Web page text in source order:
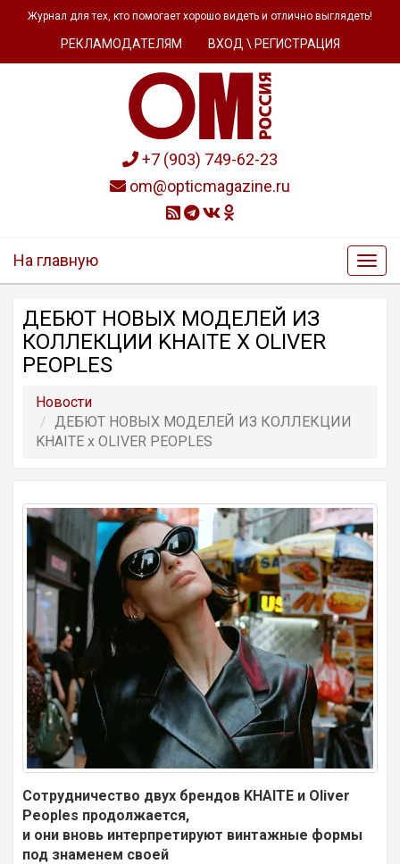
Журнал для тех, кто помогает хорошо видеть и отлично выглядеть!
РЕКЛАМОДАТЕЛЯМ ВХОД \ РЕГИСТРАЦИЯ
+7 (903) 749-62-23
om@opticmagazine.ru
На главную
ДЕБЮТ НОВЫХ МОДЕЛЕЙ ИЗ
КОЛЛЕКЦИИ KHAITE Х OLIVER
PEOPLES
Новости
ДЕБЮТ НОВЫХ МОДЕЛЕЙ ИЗ КОЛЛЕКЦИИ
KHAITE х OLIVER PEOPLES
Сотрудничество двух брендов KHAITE и Oliver
Peoples продолжается,
и они вновь интерпретируют винтажные формы
под знаменем своей